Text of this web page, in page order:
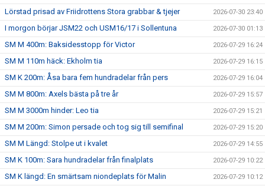
Lörstad prisad av Friidrottens Stora grabbar & tjejer 2026-07-30 23:40
I morgon börjar JSM22 och USM16/17 i Sollentuna 2026-07-30 01:13
SM M 400m: Baksidesstopp för Victor 2026-07-29 16:24
SM M 110m häck: Ekholm tia 2026-07-29 16:15
SM K 200m: Åsa bara fem hundradelar från pers 2026-07-29 16:04
SM M 800m: Axels bästa på tre år 2026-07-29 15:57
SM M 3000m hinder: Leo tia 2026-07-29 15:21
SM M 200m: Simon persade och tog sig till semifinal 2026-07-29 15:20
SM M Längd: Stolpe ut i kvalet 2026-07-29 14:55
SM K 100m: Sara hundradelar från finalplats 2026-07-29 10:22
SM K längd: En smärtsam niondeplats för Malin 2026-07-29 10:12